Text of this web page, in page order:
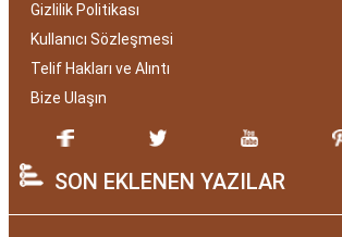
Gizlilik Politikası
Kullanıcı Sözleşmesi
Telif Hakları ve Alıntı
Bize Ulaşın
SON EKLENEN YAZILAR